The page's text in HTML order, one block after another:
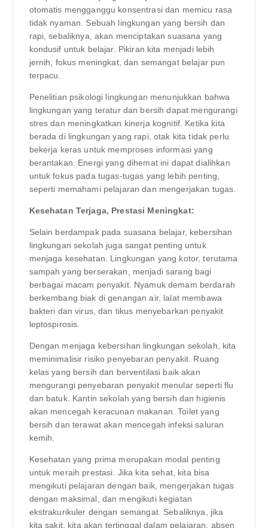
otomatis mengganggu konsentrasi dan memicu rasa
tidak nyaman. Sebuah lingkungan yang bersih dan
rapi, sebaliknya, akan menciptakan suasana yang
kondusif untuk belajar. Pikiran kita menjadi lebih
jernih, fokus meningkat, dan semangat belajar pun
terpacu.
Penelitian psikologi lingkungan menunjukkan bahwa
lingkungan yang teratur dan bersih dapat mengurangi
stres dan meningkatkan kinerja kognitif. Ketika kita
berada di lingkungan yang rapi, otak kita tidak perlu
bekerja keras untuk memproses informasi yang
berantakan. Energi yang dihemat ini dapat dialihkan
untuk fokus pada tugas-tugas yang lebih penting,
seperti memahami pelajaran dan mengerjakan tugas.
Kesehatan Terjaga, Prestasi Meningkat:
Selain berdampak pada suasana belajar, kebersihan
lingkungan sekolah juga sangat penting untuk
menjaga kesehatan. Lingkungan yang kotor, terutama
sampah yang berserakan, menjadi sarang bagi
berbagai macam penyakit. Nyamuk demam berdarah
berkembang biak di genangan air, lalat membawa
bakteri dan virus, dan tikus menyebarkan penyakit
leptospirosis.
Dengan menjaga kebersihan lingkungan sekolah, kita
meminimalisir risiko penyebaran penyakit. Ruang
kelas yang bersih dan berventilasi baik akan
mengurangi penyebaran penyakit menular seperti flu
dan batuk. Kantin sekolah yang bersih dan higienis
akan mencegah keracunan makanan. Toilet yang
bersih dan terawat akan mencegah infeksi saluran
kemih.
Kesehatan yang prima merupakan modal penting
untuk meraih prestasi. Jika kita sehat, kita bisa
mengikuti pelajaran dengan baik, mengerjakan tugas
dengan maksimal, dan mengikuti kegiatan
ekstrakurikuler dengan semangat. Sebaliknya, jika
kita sakit, kita akan tertinggal dalam pelajaran, absen